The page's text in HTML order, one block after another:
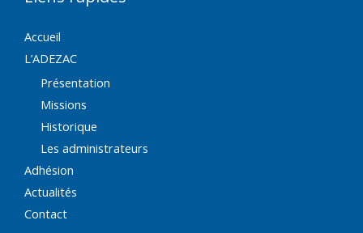
Accueil
L’ADEZAC
Présentation
Missions
Historique
Les administrateurs
Adhésion
Actualités
Contact